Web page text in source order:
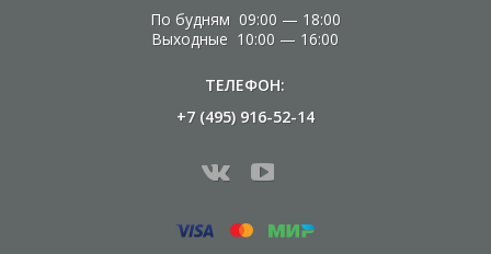
По будням 09:00 — 18:00
Выходные 10:00 — 16:00
ТЕЛЕФОН:
+7 (495) 916-52-14